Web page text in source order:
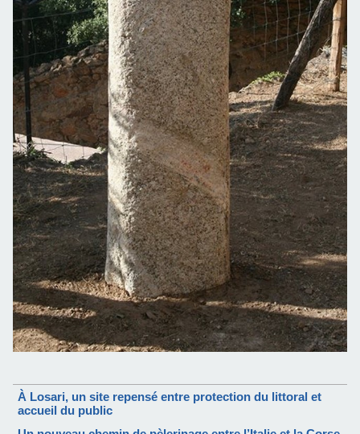
À Losari, un site repensé entre protection du littoral et
accueil du public